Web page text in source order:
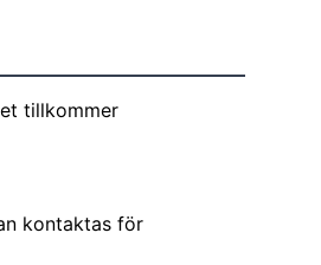
tillkommer
kontaktas för